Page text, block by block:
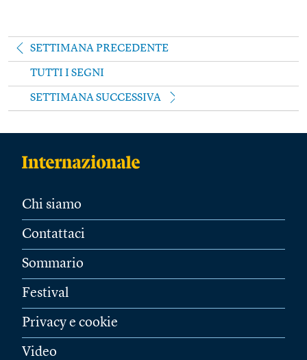
SETTIMANA PRECEDENTE
TUTTI I SEGNI
SETTIMANA SUCCESSIVA
Chi siamo
Contattaci
Sommario
Festival
Privacy e cookie
Video